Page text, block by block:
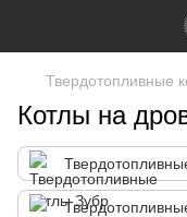
Твердотопливные
Котлы на